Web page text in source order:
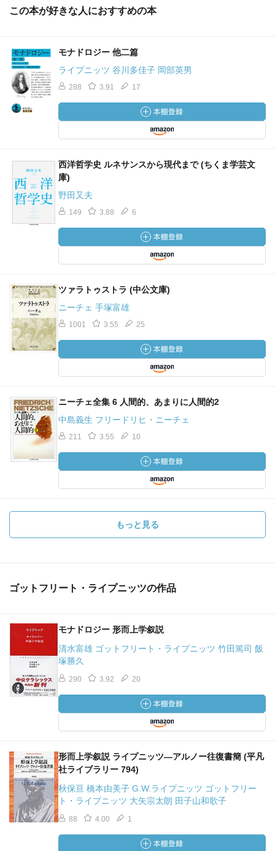
この本が好きな人におすすめの本
モナドロジー 他二篇
ライプニッツ 谷川多佳子 岡部英男
288 3.91 17
西洋哲学史 ルネサンスから現代まで (ちくま学芸文
庫)
野田又夫
149 3.88 6
ツァラトゥストラ (中公文庫)
ニーチェ 手塚富雄
1001 3.55 25
ニーチェ全集 6 人間的、あまりに人間的2
中島義生 フリードリヒ・ニーチェ
211 3.55 10
もっと見る
ゴットフリート・ライプニッツの作品
モナドロジー 形而上学叙説
清水富雄 ゴットフリート・ライプニッツ 竹田篤司 飯
塚勝久
290 3.92 20
形而上学叙説 ライプニッツ―アルノー往復書簡 (平凡
社ライブラリー 794)
秋保亘 橋本由美子 G.W.ライプニッツ ゴットフリー
ト・ライプニッツ 大矢宗太朗 田子山和歌子
88 4.00 1